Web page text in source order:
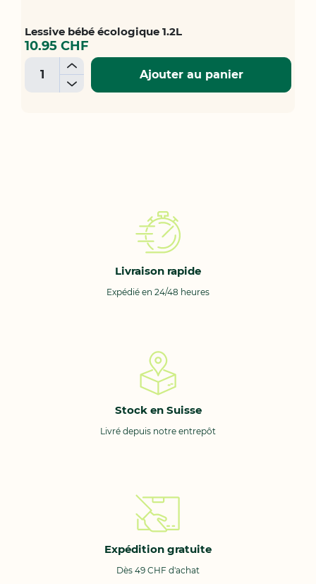
Lessive bébé écologique 1.2L
10.95 CHF
+
-
Ajouter au panier
Livraison rapide
Expédié en 24/48 heures
Stock en Suisse
Livré depuis notre entrepôt
Expédition gratuite
Dès 49 CHF d'achat